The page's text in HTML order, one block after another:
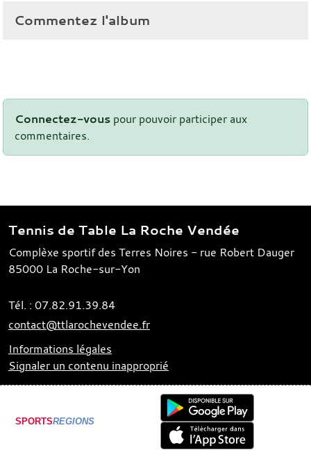
Commentez l'album
Connectez-vous pour pouvoir participer aux
commentaires.
Tennis de Table La Roche Vendée
Complèxe sportif des Terres Noires - rue Robert Dauger
85000 La Roche-sur-Yon
Tél. : 07.82.91.39.84
contact@ttlarochevendee.fr
Informations légales
Signaler un contenu inapproprié
SPORTSREGIONS